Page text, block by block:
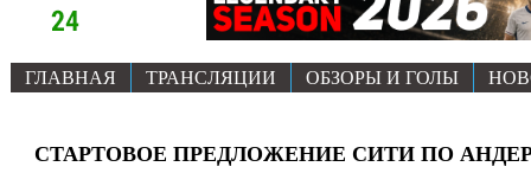
ГЛАВНАЯ ТРАНСЛЯЦИИ ОБЗОРЫ И ГОЛЫ
СТАРТОВОЕ ПРЕДЛОЖЕНИЕ СИТИ ПО